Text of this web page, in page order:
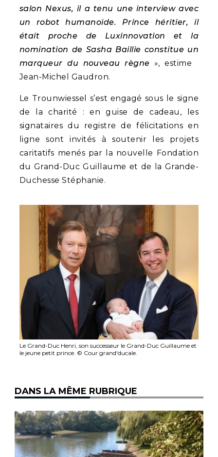
salon Nexus, il a tenu une interview avec
un robot humanoïde. Prince héritier, il
était proche de Luxinnovation et la
nomination de Sasha Baillie constitue un
marqueur du nouveau règne », estime
Jean-Michel Gaudron.
Le Trounwiessel s’est engagé sous le signe
de la charité : en guise de cadeau, les
signataires du registre de félicitations en
ligne sont invités à soutenir les projets
caritatifs menés par la nouvelle Fondation
du Grand-Duc Guillaume et de la Grande-
Duchesse Stéphanie.
Le Grand-Duc Henri, son successeur le Grand-Duc Guillaume et
le jeune petit prince. © Cour grand'ducale.
DANS LA MÊME RUBRIQUE